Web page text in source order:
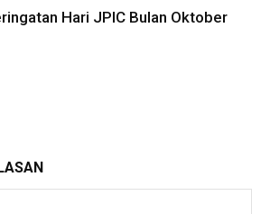
Hari JPIC Bulan Oktober